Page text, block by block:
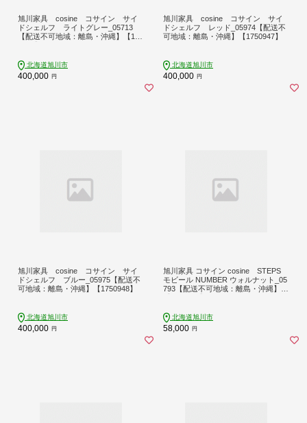
旭川家具 cosine コサイン サイ
ドシェルフ ライトグレー_05713
【配送不可地域：離島・沖縄】【175
北海道旭川市
400,000 円
旭川家具 cosine コサイン サイ
ドシェルフ レッド_05974【配送不
可地域：離島・沖縄】【1750947】
北海道旭川市
400,000 円
旭川家具 cosine コサイン サイ
ドシェルフ ブルー_05975【配送不
可地域：離島・沖縄】【1750948】
北海道旭川市
400,000 円
旭川家具 コサイン cosine STEPS
モビール NUMBER ウォルナット_05
793【配送不可地域：離島・沖縄】
北海道旭川市
58,000 円